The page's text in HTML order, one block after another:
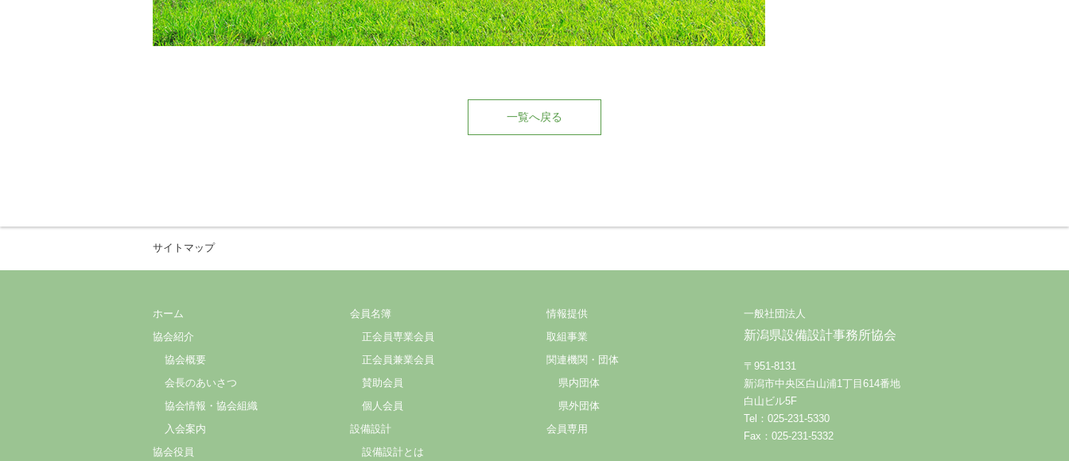
一覧へ戻る
サイトマップ
ホーム
協会紹介
協会概要
会長のあいさつ
協会情報・協会組織
入会案内
協会役員
会員名簿
正会員専業会員
正会員兼業会員
賛助会員
個人会員
設備設計
設備設計とは
情報提供
取組事業
関連機関・団体
県内団体
県外団体
会員専用
一般社団法人
新潟県設備設計事務所協会
〒951-8131
新潟市中央区白山浦1丁目614番地
白山ビル5F
Tel：025-231-5330
Fax：025-231-5332